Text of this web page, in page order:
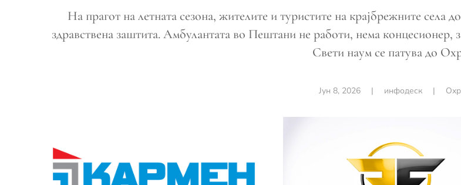
На прагот на летната сезона, жителите и туристите на крајбрежните села
здравствена заштита. Амбулантата во Пештани не работи, нема концесионер,
Свети наум се патува до
Јун 8, 2026 | инфодеск |